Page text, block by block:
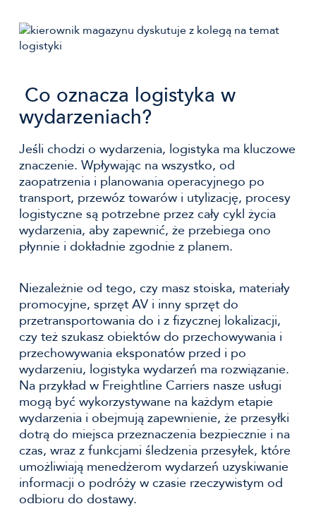
Co oznacza logistyka w
wydarzeniach?
Jeśli chodzi o wydarzenia, logistyka ma kluczowe
znaczenie. Wpływając na wszystko, od
zaopatrzenia i planowania operacyjnego po
transport, przewóz towarów i utylizację, procesy
logistyczne są potrzebne przez cały cykl życia
wydarzenia, aby zapewnić, że przebiega ono
płynnie i dokładnie zgodnie z planem.
Niezależnie od tego, czy masz stoiska, materiały
promocyjne, sprzęt AV i inny sprzęt do
przetransportowania do i z fizycznej lokalizacji,
czy też szukasz obiektów do przechowywania i
przechowywania eksponatów przed i po
wydarzeniu, logistyka wydarzeń ma rozwiązanie.
Na przykład w Freightline Carriers nasze usługi
mogą być wykorzystywane na każdym etapie
wydarzenia i obejmują zapewnienie, że przesyłki
dotrą do miejsca przeznaczenia bezpiecznie i na
czas, wraz z funkcjami śledzenia przesyłek, które
umożliwiają menedżerom wydarzeń uzyskiwanie
informacji o podróży w czasie rzeczywistym od
odbioru do dostawy.